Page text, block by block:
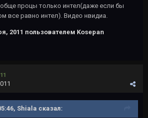
процы только интел(даже если бы
все равно интел). Видео нвидиа.
2011 пользователем Kosepan
11
Shiala сказал: